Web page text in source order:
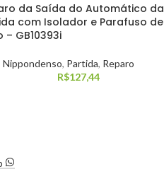
da Saída do Automático da
com Isolador e Parafuso de
– GB10393i
Nippondenso, Partida, Reparo
R$127,44